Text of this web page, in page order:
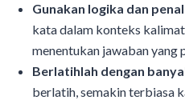
Gunakan logika dan
kata dalam konteks
menentukan jawaban yang
Berlatihlah dengan
berlatih, semakin terbiasa